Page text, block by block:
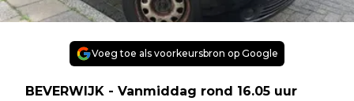
Voeg toe als voorkeursbron op Google
BEVERWIJK - Vanmiddag rond 16.05 uur